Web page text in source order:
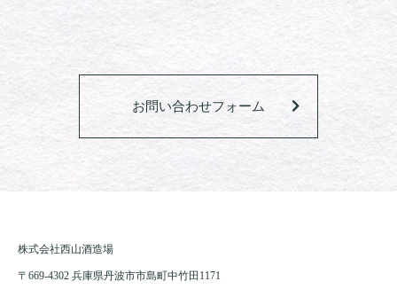
お問い合わせフォーム
株式会社西山酒造場
〒669-4302 兵庫県丹波市市島町中竹田1171